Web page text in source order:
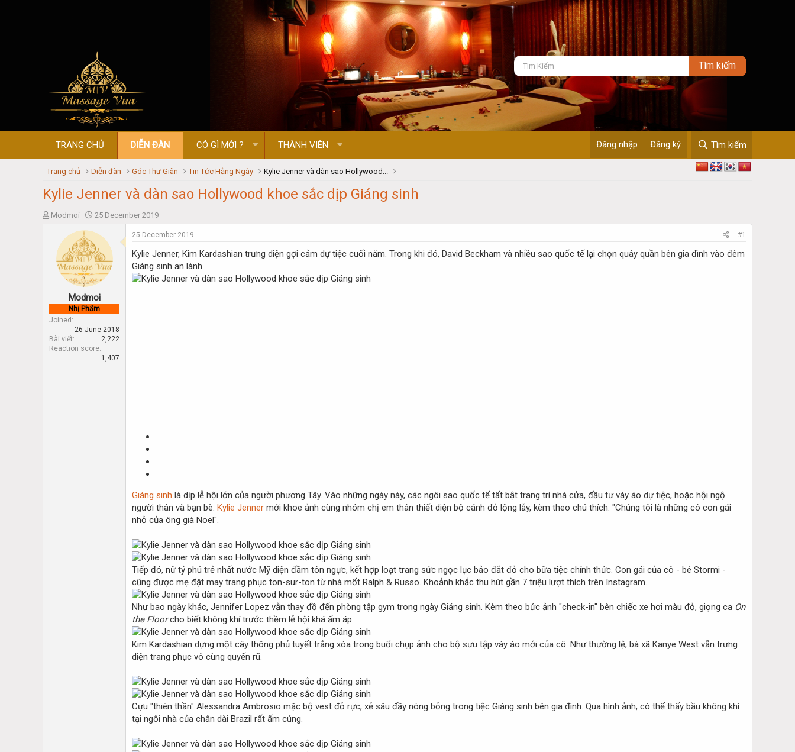
TRANG CHỦ DIỄN ĐÀN CÓ GÌ MỚI ? THÀNH VIÊN Đăng nhập Đăng ký Tìm kiếm
Trang chủ Diễn đàn Góc Thư Giãn Tin Tức Hằng Ngày Kylie Jenner và dàn sao Hollywood...
Kylie Jenner và dàn sao Hollywood khoe sắc dịp Giáng sinh
T
t
r
Modmoi
S
a
r
t
d
a
e
25 December 2019
Modmoi
Nhị Phẩm
Joined
26 June 2018
Bài viết
2,222
Reaction score
1,407
25 December 2019 #1
Kylie Jenner, Kim Kardashian trưng diện gợi cảm dự tiệc cuối năm. Trong khi đó, David Beckham và nhiều sao quốc tế lại chọn quây quần bên gia đình vào đêm
Giáng sinh an lành.
Giáng sinh là dịp lễ hội lớn của người phương Tây. Vào những ngày này, các ngôi sao quốc tế tất bật trang trí nhà cửa, đầu tư váy áo dự tiệc, hoặc hội ngộ
người thân và bạn bè. Kylie Jenner mới khoe ảnh cùng nhóm chị em thân thiết diện bộ cánh đỏ lộng lẫy, kèm theo chú thích: "Chúng tôi là những cô con gái
nhỏ của ông già Noel".
Tiếp đó, nữ tỷ phú trẻ nhất nước Mỹ diện đầm tôn ngực, kết hợp loạt trang sức ngọc lục bảo đắt đỏ cho bữa tiệc chính thức. Con gái của cô - bé Stormi -
cũng được mẹ đặt may trang phục ton-sur-ton từ nhà mốt Ralph & Russo. Khoảnh khắc thu hút gần 7 triệu lượt thích trên Instagram.
Như bao ngày khác, Jennifer Lopez vẫn thay đồ đến phòng tập gym trong ngày Giáng sinh. Kèm theo bức ảnh "check-in" bên chiếc xe hơi màu đỏ, giọng ca On
the Floorcho biết không khí trước thềm lễ hội khá ấm áp.
Kim Kardashian dựng một cây thông phủ tuyết trắng xóa trong buổi chụp ảnh cho bộ sưu tập váy áo mới của cô. Như thường lệ, bà xã Kanye West vẫn trưng
diện trang phục vô cùng quyến rũ.
Cựu "thiên thần" Alessandra Ambrosio mặc bộ vest đỏ rực, xẻ sâu đầy nóng bỏng trong tiệc Giáng sinh bên gia đình. Qua hình ảnh, có thể thấy bầu không khí
tại ngôi nhà của chân dài Brazil rất ấm cúng.